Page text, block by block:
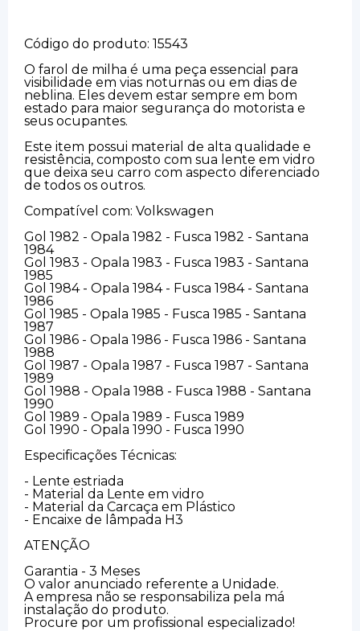
Código do produto: 15543
O farol de milha é uma peça essencial para
visibilidade em vias noturnas ou em dias de
neblina. Eles devem estar sempre em bom
estado para maior segurança do motorista e
seus ocupantes.
Este item possui material de alta qualidade e
resistência, composto com sua lente em vidro
que deixa seu carro com aspecto diferenciado
de todos os outros.
Compatível com: Volkswagen
Gol 1982 - Opala 1982 - Fusca 1982 - Santana
1984
Gol 1983 - Opala 1983 - Fusca 1983 - Santana
1985
Gol 1984 - Opala 1984 - Fusca 1984 - Santana
1986
Gol 1985 - Opala 1985 - Fusca 1985 - Santana
1987
Gol 1986 - Opala 1986 - Fusca 1986 - Santana
1988
Gol 1987 - Opala 1987 - Fusca 1987 - Santana
1989
Gol 1988 - Opala 1988 - Fusca 1988 - Santana
1990
Gol 1989 - Opala 1989 - Fusca 1989
Gol 1990 - Opala 1990 - Fusca 1990
Especificações Técnicas:
- Lente estriada
- Material da Lente em vidro
- Material da Carcaça em Plástico
- Encaixe de lâmpada H3
ATENÇÃO
Garantia - 3 Meses
O valor anunciado referente a Unidade.
A empresa não se responsabiliza pela má
instalação do produto.
Procure por um profissional especializado!